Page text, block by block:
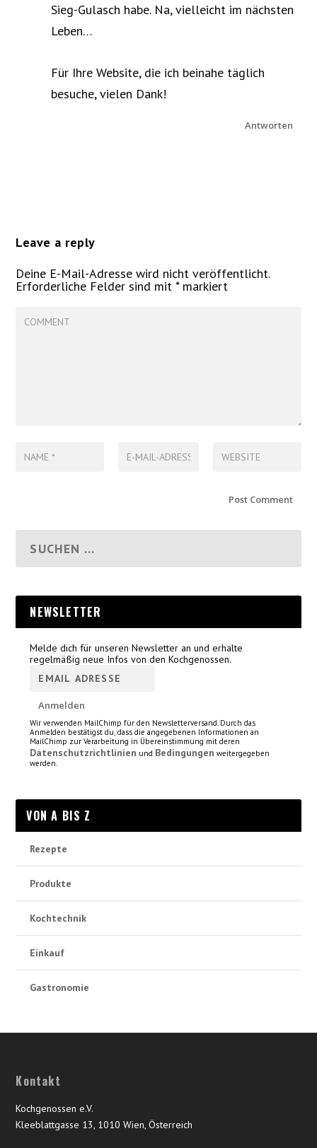
Sieg-Gulasch habe. Na, vielleicht im nächsten
Leben…
Für Ihre Website, die ich beinahe täglich
besuche, vielen Dank!
Antworten
Leave a reply
Deine E-Mail-Adresse wird nicht veröffentlicht.
Erforderliche Felder sind mit*markiert
NEWSLETTER
Melde dich für unseren Newsletter an und erhalte
regelmäßig neue Infos von den Kochgenossen.
Wir verwenden MailChimp für den Newsletterversand. Durch das
Anmelden bestätigst du, dass die angegebenen Informationen an
MailChimp zur Verarbeitung in Übereinstimmung mit deren
Datenschutzrichtlinien und Bedingungen weitergegeben
werden.
VON A BIS Z
Rezepte
Produkte
Kochtechnik
Einkauf
Gastronomie
Kontakt
Kochgenossen e.V.
Kleeblattgasse 13, 1010 Wien, Österreich